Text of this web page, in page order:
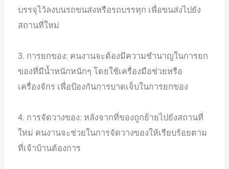
บรรจุไว้ลงบนรถขนส่งหรือรถบรรทุก เพื่อขนส่งไปยัง
สถานที่ใหม่
3. การยกของ: คนงานจะต้องมีความชำนาญในการยก
ของที่มีน้ำหนักหนักๆ โดยใช้เครื่องมือช่วยหรือ
เครื่องจักร เพื่อป้องกันการบาดเจ็บในการยกของ
4. การจัดวางของ: หลังจากที่ของถูกย้ายไปยังสถานที่
ใหม่ คนงานจะช่วยในการจัดวางของให้เรียบร้อยตาม
ที่เจ้าบ้านต้องการ